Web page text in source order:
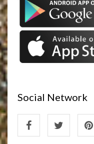
Social Network